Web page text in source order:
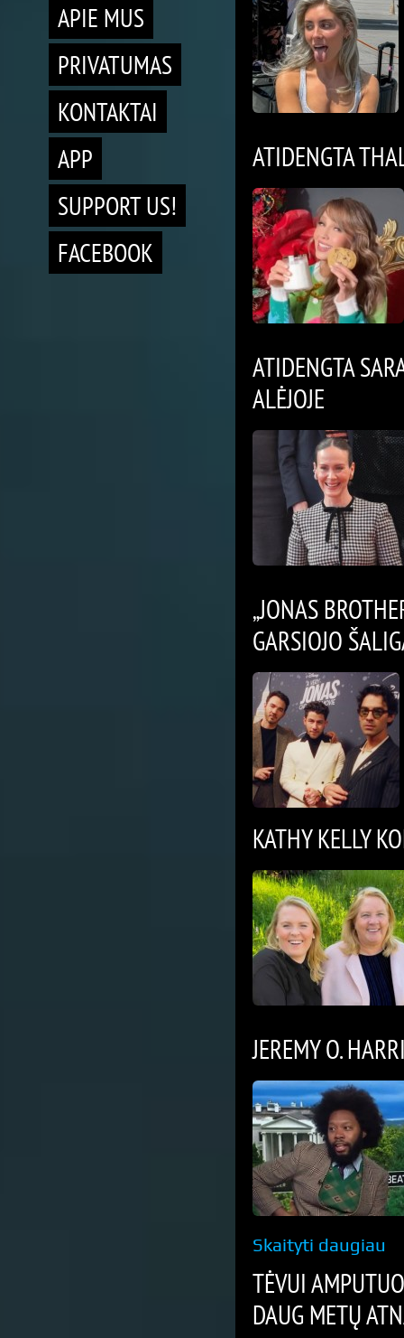
APIE MUS
PRIVATUMAS
KONTAKTAI
APP
SUPPORT US!
FACEBOOK
ATIDENGTA
ATIDENGTA
ALĖJOJE
„JONAS
GARSIOJO
KATHY KELLY
JEREMY O.
Skaityti daugiau
TĖVUI
DAUG METŲ